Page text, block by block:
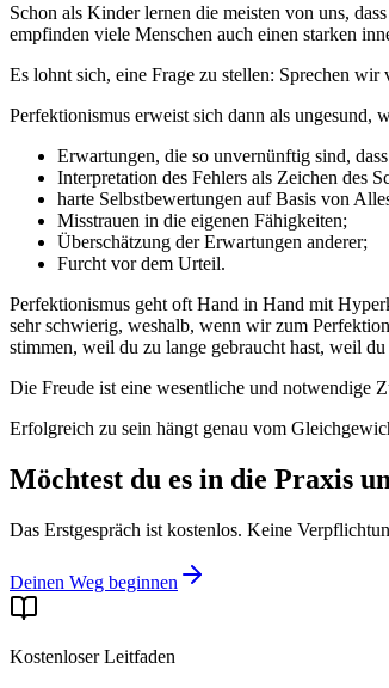
Schon als Kinder lernen die meisten von uns,
empfinden viele Menschen auch einen starken
Es lohnt sich, eine Frage zu stellen: Sprechen
Perfektionismus erweist sich dann als ungesund,
Erwartungen, die so unvernünftig sind,
Interpretation des Fehlers als Zeichen des
harte Selbstbewertungen auf Basis von
Misstrauen in die eigenen Fähigkeiten;
Überschätzung der Erwartungen anderer;
Furcht vor dem Urteil.
Perfektionismus geht oft Hand in Hand mit
sehr schwierig, weshalb, wenn wir zum
stimmen, weil du zu lange gebraucht hast, weil
Die Freude ist eine wesentliche und notwendige
Erfolgreich zu sein hängt genau vom
Möchtest du es in die Praxis
Das Erstgespräch ist kostenlos. Keine
Deinen Weg beginnen
Kostenloser Leitfaden